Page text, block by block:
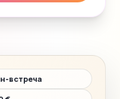
встреча